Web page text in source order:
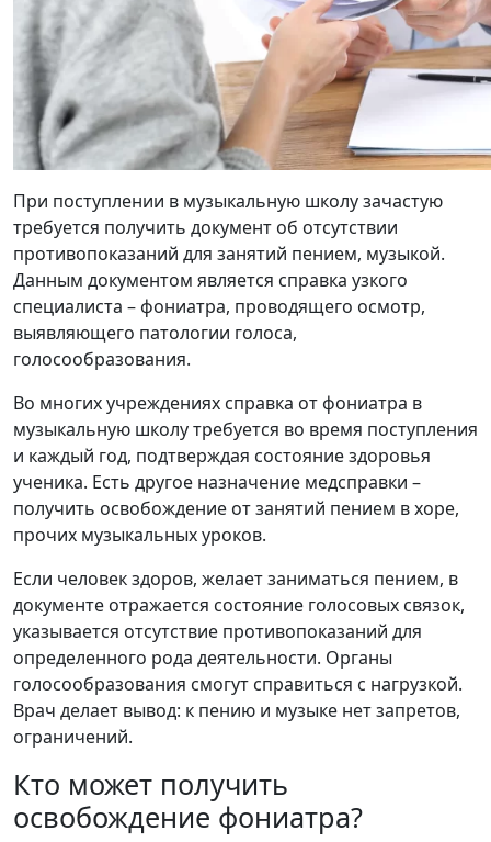
При поступлении в музыкальную школу зачастую
требуется получить документ об отсутствии
противопоказаний для занятий пением, музыкой.
Данным документом является справка узкого
специалиста – фониатра, проводящего осмотр,
выявляющего патологии голоса,
голосообразования.
Во многих учреждениях справка от фониатра в
музыкальную школу требуется во время поступления
и каждый год, подтверждая состояние здоровья
ученика. Есть другое назначение медсправки –
получить освобождение от занятий пением в хоре,
прочих музыкальных уроков.
Если человек здоров, желает заниматься пением, в
документе отражается состояние голосовых связок,
указывается отсутствие противопоказаний для
определенного рода деятельности. Органы
голосообразования смогут справиться с нагрузкой.
Врач делает вывод: к пению и музыке нет запретов,
ограничений.
Кто может получить
освобождение фониатра?